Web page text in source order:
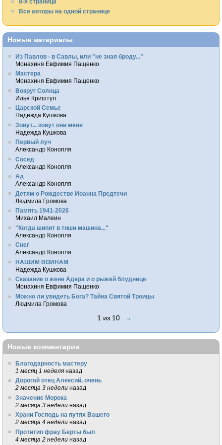
8-я страница
Все авторы на одной странице
Новые материалы
Из Павлов - в Савлы, или "не зная броду..."
Монахиня Евфимия Пащенко
Мастера
Монахиня Евфимия Пащенко
Вокруг Солнца
Илья Криштул
Царской Семье
Надежда Кушкова
Зовут... зовут они меня
Надежда Кушкова
Первый луч
Александр Конопля
Сосед
Александр Конопля
Ад
Александр Конопля
Детям о Рождестве Иоанна Предтечи
Людмила Громова
Память 1941-2026
Михаил Малеин
"Когда шипит в тиши машина..."
Александр Конопля
Снег
Александр Конопля
НАШИМ ВОИНАМ
Надежда Кушкова
Сказание о жене Адера и о рыжей блуднице
Монахиня Евфимия Пащенко
Можно ли увидеть Бога? Тайна Святой Троицы
Людмила Громова
1 из 10 →
Новые комментарии
Благодарность мастеру
1 месяц 1 неделя назад
Дорогой отец Алексий, очень
2 месяца 3 недели назад
Значение Морока
2 месяца 3 недели назад
Храни Господь на путях Вашего
2 месяца 4 недели назад
Протитип фрау Берты был
4 месяца 2 недели назад